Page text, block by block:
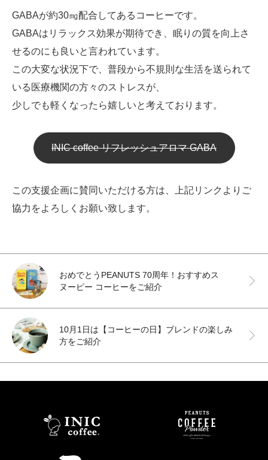
GABAが約30㎎配合してあるコーヒーです。
GABAはリラックス効果が期待でき、眠りの質を向上さ
せるのにも良いと言われています。
この大変な状況下で、普段から不規則な生活を送られて
いる医療機関の方々のストレスが、
少しでも軽くなったら嬉しいと考えております。
INIC coffee リフレッシュアロマ GABA
この支援企画に賛同いただける方は、上記リンクよりご
協力をよろしくお願い致します。
おめでとうPEANUTS 70周年！おすすめス
ヌーピー コーヒーをご紹介
10月1日は【コーヒーの日】ブレンドの楽しみ
方をご紹介